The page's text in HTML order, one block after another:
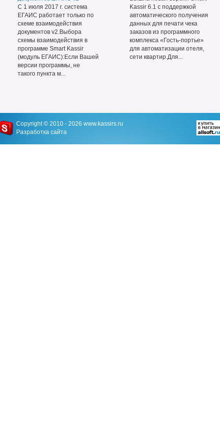
С 1 июля 2017 г. система
ЕГАИС работает только по
схеме взаимодействия
документов v2.Выбора
схемы взаимодействия в
программе Smart Kassir
(модуль ЕГАИС):Если Вашей
версии программы, не
такого пункта м...
Kassir 6.1 с поддержкой
автоматического получения
данных для печати чека
заказов из программного
комплекса «Гость-портье»
для автоматизации отеля,
сети квартир.Для...
Copyright © 2010 - 2026 www.kassirs.ru
Разработка сайта